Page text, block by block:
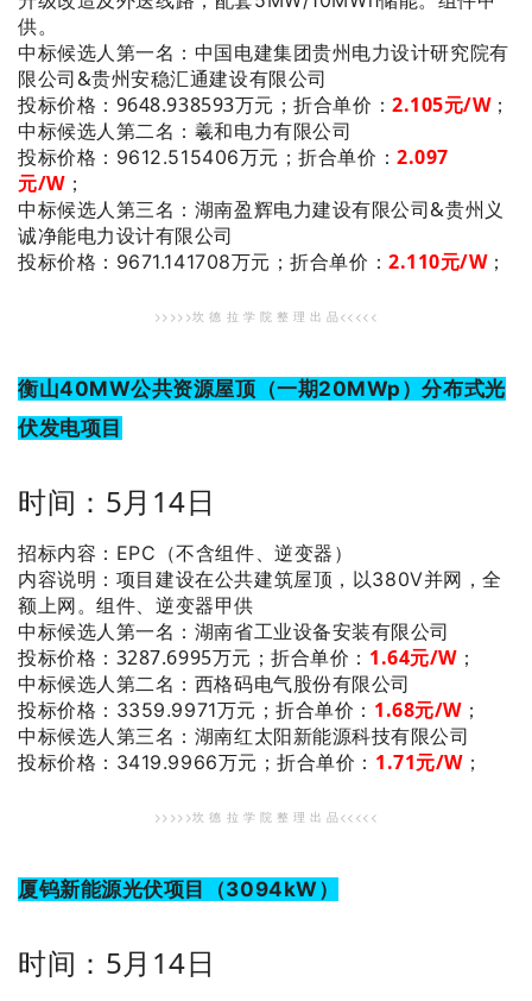
供。
中标候选人第一名 ：中国电建集团贵州电力设计研究院有
限公司&贵州安稳汇通建设有限公司
投标价格：9648.938593万元；折合单价：2.105元/W；
中标候选人第二名 ：羲和电力有限公司
投标价格：9612.515406万元；折合单价：2.097
元/W；
中标候选人第三名 ：湖南盈辉电力建设有限公司&贵州义
诚净能电力设计有限公司
投标价格：9671.141708万元；折合单价：2.110元/W；
>>>>>坎 德 拉 学 院 整 理 出 品<<<<<
衡山40MW公共资源屋顶（一期20MWp）分布式光
伏发电项目
时间：5月14日
招标内容：EPC（不含组件、逆变器）
内容说明：项目建设在公共建筑屋顶，以380V并网，全
额上网。组件、逆变器甲供
中标候选人第一名 ：湖南省工业设备安装有限公司
投标价格：3287.6995万元；折合单价： 1.64元/W；
中标候选人第二名 ：西格码电气股份有限公司
投标价格：3359.9971万元；折合单价： 1.68元/W；
中标候选人第三名 ：湖南红太阳新能源科技有限公司
投标价格：3419.9966万元；折合单价： 1.71元/W；
>>>>>坎 德 拉 学 院 整 理 出 品<<<<<
厦钨新能源光伏项目（3094kW）
时间：5月14日